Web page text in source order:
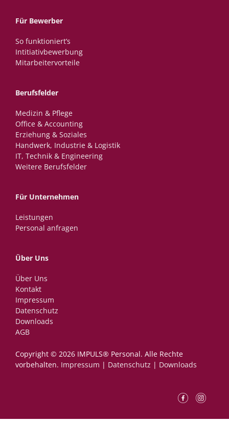
Für Bewerber
So funktioniert’s
Intitiativbewerbung
Mitarbeitervorteile
Berufsfelder
Medizin & Pflege
Office & Accounting
Erziehung & Soziales
Handwerk, Industrie & Logistik
IT, Technik & Engineering
Weitere Berufsfelder
Für Unternehmen
Leistungen
Personal anfragen
Über Uns
Über Uns
Kontakt
Impressum
Datenschutz
Downloads
AGB
Copyright © 2026 IMPULS® Personal.­ ­Alle Rechte
vorbehalten. Impressum | Datenschutz | Downloads